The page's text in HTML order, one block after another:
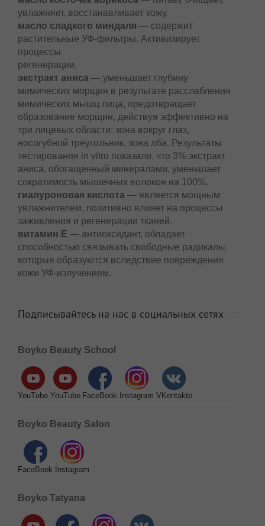
увлажняет, восстанавливает кожу.
масло сладкого миндаля — содержит
растительные УФ-фильтры. Активизирует
процессы
регенерации.
экстракт аниса — уменьшает глубину
мимических морщин в результате расслабления
мимических мышц лица, предотвращает
образование морщин, действуя эффективно на
три лицевых области: зона вокруг глаз,
носогубной треугольник, зона лба. Результаты
тестирования in vitro показали, что 3% экстракт
аниса, обогащенный минералами, уменьшает
сократимость мышечных волокон на 100%.
гиалуроновая кислота — является мощным
увлажнителем, позитивно влияет на процессы
заживления и регенерации тканей.
витамин Е — антиоксидант, обладает
способностью связывать свободные радикалы,
которые образуются вследствие повреждения
кожи УФ-излучением.
Подписывайтесь на нас в социальных сетях
Boyko Beauty School
YouTube YouTube FaceBook Instagram VKontakte
Boyko Beauty Salon
FaceBook Instagram
Boyko Tatyana